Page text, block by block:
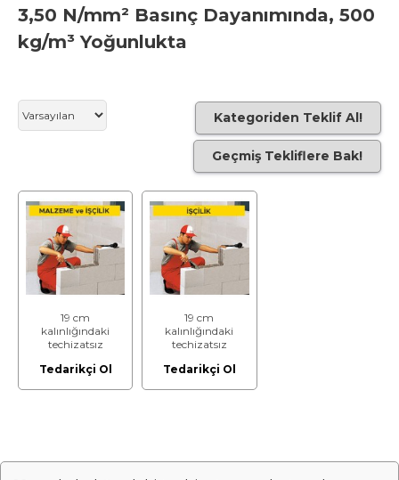
3,50 N/mm² Basınç Dayanımında, 500
kg/m³ Yoğunlukta
Kategoriden Teklif Al!
Geçmiş Tekliflere Bak!
19 cm
kalınlığındaki
techizatsız
blokları ile duvar
Tedarikçi Ol
19 cm
kalınlığındaki
techizatsız
blokları ile duvar
Tedarikçi Ol